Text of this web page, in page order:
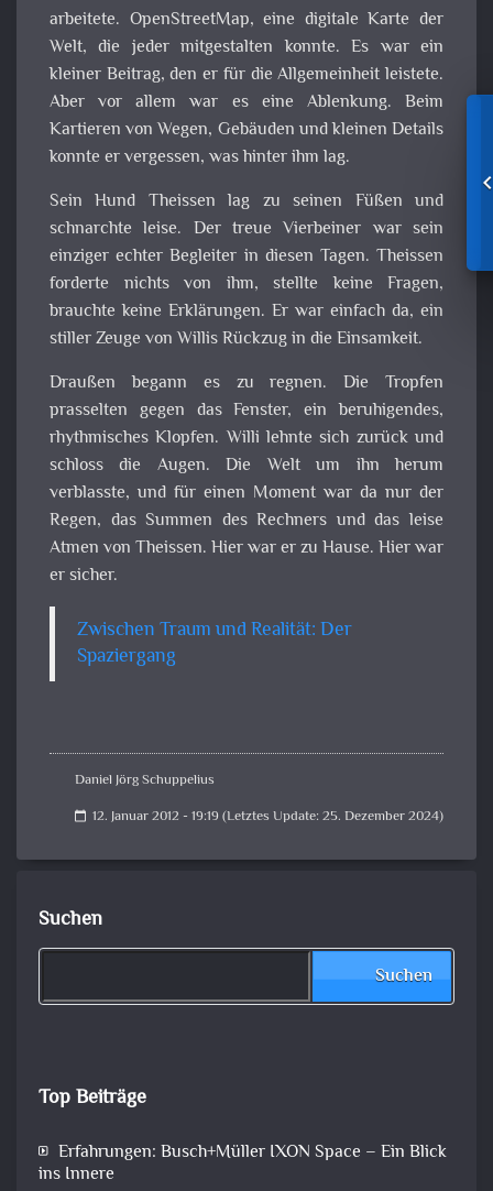
arbeitete. OpenStreetMap, eine digitale Karte der
Welt, die jeder mitgestalten konnte. Es war ein
kleiner Beitrag, den er für die Allgemeinheit leistete.
Aber vor allem war es eine Ablenkung. Beim
Kartieren von Wegen, Gebäuden und kleinen Details
konnte er vergessen, was hinter ihm lag.
Sein Hund Theissen lag zu seinen Füßen und
schnarchte leise. Der treue Vierbeiner war sein
einziger echter Begleiter in diesen Tagen. Theissen
forderte nichts von ihm, stellte keine Fragen,
brauchte keine Erklärungen. Er war einfach da, ein
stiller Zeuge von Willis Rückzug in die Einsamkeit.
Draußen begann es zu regnen. Die Tropfen
prasselten gegen das Fenster, ein beruhigendes,
rhythmisches Klopfen. Willi lehnte sich zurück und
schloss die Augen. Die Welt um ihn herum
verblasste, und für einen Moment war da nur der
Regen, das Summen des Rechners und das leise
Atmen von Theissen. Hier war er zu Hause. Hier war
er sicher.
Zwischen Traum und Realität: Der
Spaziergang
Daniel Jörg Schuppelius
calendar_today 12. Januar 2012 - 19:19 (Letztes Update: 25. Dezember 2024)
Suchen
Suchen
Top Beiträge
Erfahrungen: Busch+Müller IXON Space – Ein Blick
ins Innere